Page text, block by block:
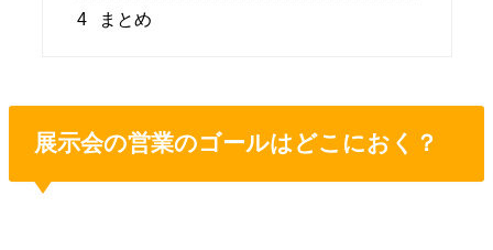
4 まとめ
展示会の営業のゴールはどこにおく？